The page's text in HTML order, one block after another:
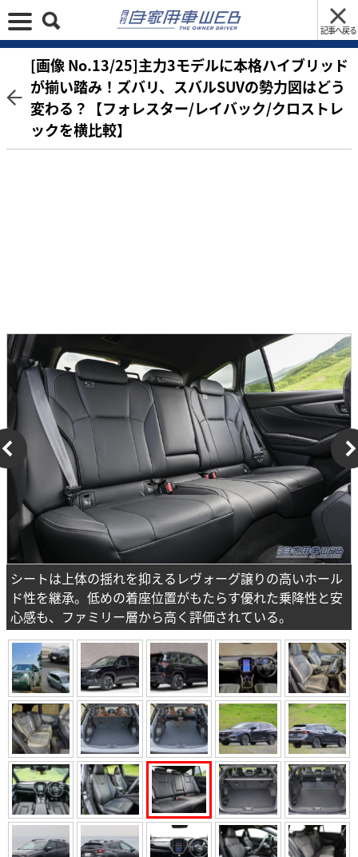
記事へ戻る
[画像 No.13/25]主力3モデルに本格ハイブリッド
が揃い踏み！ズバリ、スバルSUVの勢力図はどう
変わる？【フォレスター/レイバック/クロストレ
ックを横比較】
シートは上体の揺れを抑えるレヴォーグ譲りの高いホール
ド性を継承。低めの着座位置がもたらす優れた乗降性と安
心感も、ファミリー層から高く評価されている。